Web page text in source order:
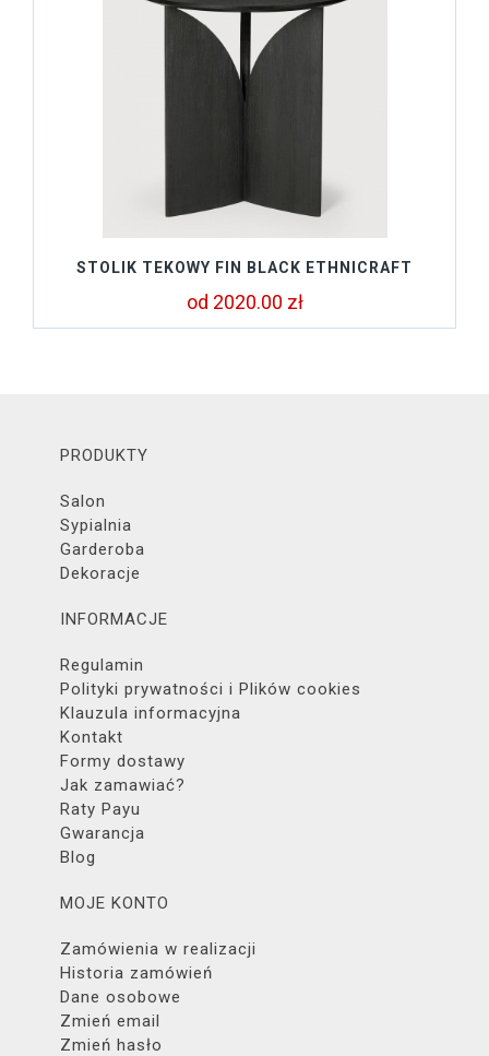
STOLIK TEKOWY FIN BLACK ETHNICRAFT
od 2020.00 zł
PRODUKTY
Salon
Sypialnia
Garderoba
Dekoracje
INFORMACJE
Regulamin
Polityki prywatności i Plików cookies
Klauzula informacyjna
Kontakt
Formy dostawy
Jak zamawiać?
Raty Payu
Gwarancja
Blog
MOJE KONTO
Zamówienia w realizacji
Historia zamówień
Dane osobowe
Zmień email
Zmień hasło